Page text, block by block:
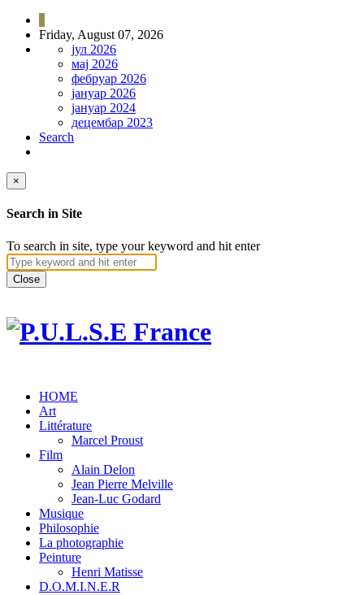
Friday, August 07, 2026
јул 2026
мај 2026
фебруар 2026
јануар 2026
јануар 2024
децембар 2023
Search
×
Search in Site
To search in site, type your keyword and hit enter
Close
HOME
Art
Littérature
Marcel Proust
Film
Alain Delon
Jean Pierre Melville
Jean-Luc Godard
Musique
Philosophie
La photographie
Peinture
Henri Matisse
D.O.M.I.N.E.R